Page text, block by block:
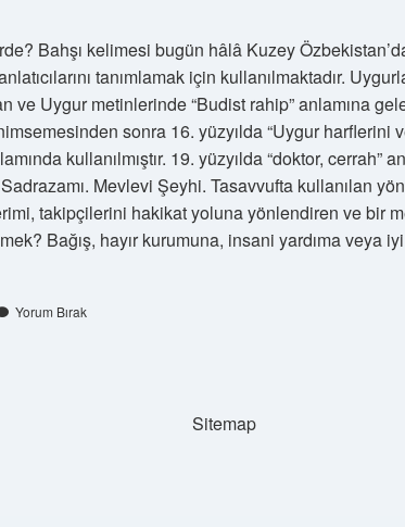
Bahşı kelimesi bugün hâlâ Kuzey
tanımlamak için kullanılmaktadır.
ve Uygur metinlerinde “Budist rahip” anlamına
sonra 16. yüzyılda “Uygur harflerini
kullanılmıştır. 19. yüzyılda “doktor, cerrah”
Mevlevi Şeyhi. Tasavvufta kullanılan
takipçilerini hakikat yoluna yönlendiren ve bir
Bağış, hayır kurumuna, insani yardıma veya
Yorum Bırak
Sitemap